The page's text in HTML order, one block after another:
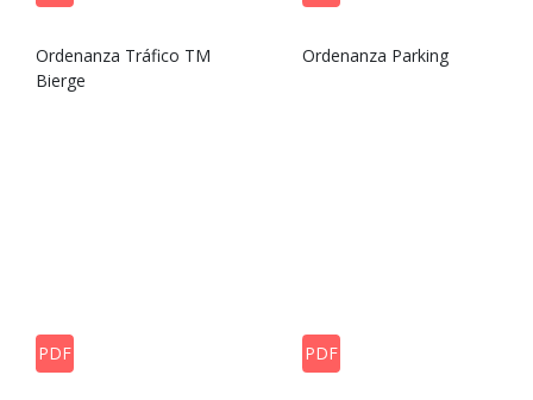
Ordenanza Tráfico TM
Bierge
Ordenanza Parking
PDF PDF